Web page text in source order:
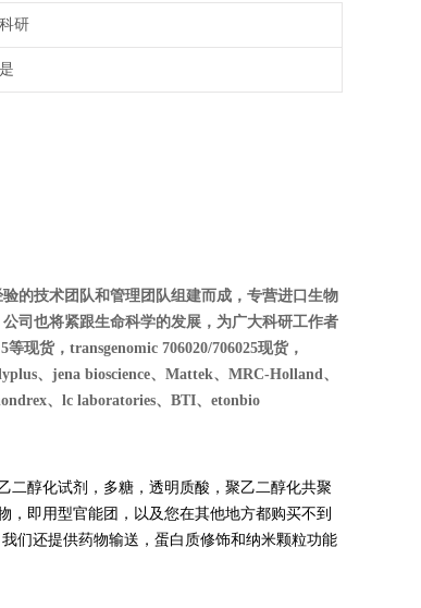
科研
是
的技术团队和管理团队组建而成，专营进口生物
司也将紧跟生命科学的发展，为广大科研工作者
现货，transgenomic 706020/706025现货，
、jena bioscience、Mattek、MRC-Holland、
、lc laboratories、BTI、etonbio
二醇化试剂，多糖，透明质酸，聚乙二醇化共聚
，即用型官能团，以及您在其他地方都购买不到
们还提供药物输送，蛋白质修饰和纳米颗粒功能